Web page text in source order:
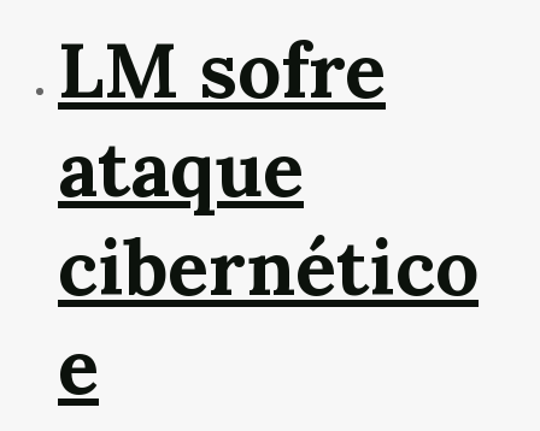
LM sofre
ataque
cibernético
e